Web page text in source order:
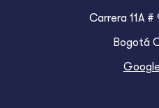
Carrera 11A
Bogotá